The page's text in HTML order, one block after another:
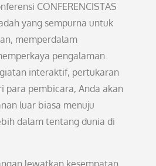
CONFERENCISTAS
yang sempurna untuk
memperdalam
pengalaman.
interaktif, pertukaran
para pembicara, Anda akan
luar biasa menuju
dalam tentang dunia di
lewatkan kesempatan